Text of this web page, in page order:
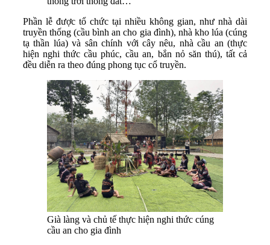
Phần lễ được tổ chức tại nhiều không gian, như nhà dài
truyền thống (cầu bình an cho gia đình), nhà kho lúa (cúng
tạ thần lúa) và sân chính với cây nêu, nhà cầu an (thực
hiện nghi thức cầu phúc, cầu an, bắn nỏ săn thú), tất cả
đều diễn ra theo đúng phong tục cổ truyền.
Già làng và chủ tế thực hiện nghi thức cúng
cầu an cho gia đình